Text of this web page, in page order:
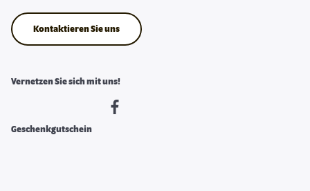
Kontaktieren Sie uns
Vernetzen Sie sich mit uns!
Geschenkgutschein